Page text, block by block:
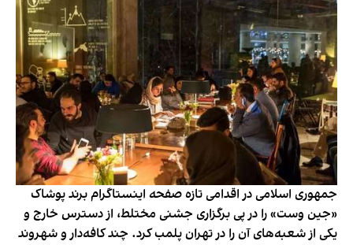
جمهوری اسلامی در اقدامی تازه صفحه اینستاگرام برند پوشاک
«جین وست» را در پی برگزاری جشنی مختلط، از دسترس خارج و
یکی از شعبه‌های آن را در تهران پلمب کرد. چند کافه‌‌دار و شهروند